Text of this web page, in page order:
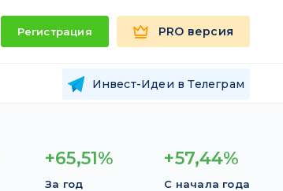
Регистрация PRO версия
Инвест-Идеи в Телеграм
+65,51%
За год
+57,44%
С начала года